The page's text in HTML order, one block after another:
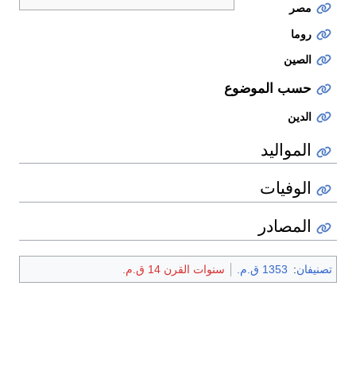
مصر
روما
الصين
حسب الموضوع
الدين
المواليد
الوفيات
المصادر
تصنيفان: 1353 ق.م. سنوات القرن 14 ق.م.